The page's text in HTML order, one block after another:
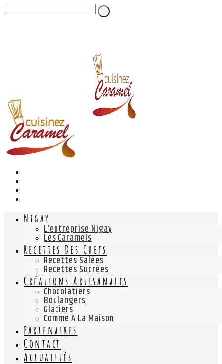
Nigay
L’entreprise Nigay
Les Caramels
Recettes Des Chefs
Recettes Salées
Recettes Sucrées
Créations Artisanales
Chocolatiers
Boulangers
Glaciers
Comme À La Maison
Partenaires
Contact
Actualités